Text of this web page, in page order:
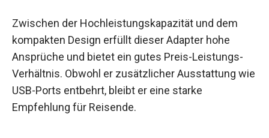
Zwischen der Hochleistungskapazität und dem
kompakten Design erfüllt dieser Adapter hohe
Ansprüche und bietet ein gutes Preis-Leistungs-
Verhältnis. Obwohl er zusätzlicher Ausstattung wie
USB-Ports entbehrt, bleibt er eine starke
Empfehlung für Reisende.